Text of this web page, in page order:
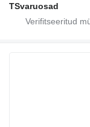
TSvaruosad